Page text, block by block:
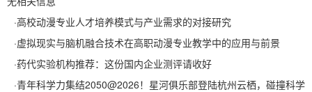
·高校动漫专业人才培养模式与产业需求的对接研究
·虚拟现实与脑机融合技术在高职动漫专业教学中的应用与前景
·药代实验机构推荐：这份国内企业测评请收好
·青年科学力集结2050@2026！星河俱乐部登陆杭州云栖，碰撞科学